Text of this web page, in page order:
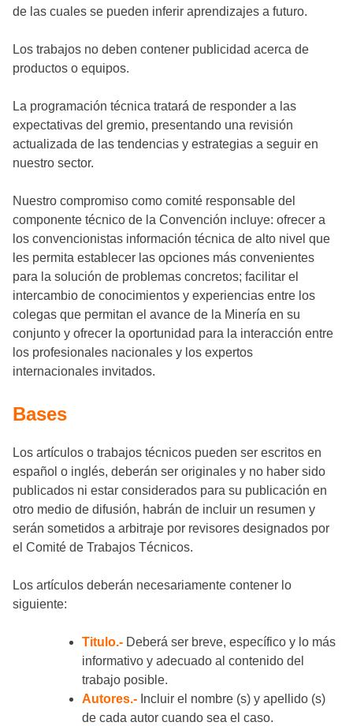
de las cuales se pueden inferir aprendizajes a futuro.
Los trabajos no deben contener publicidad acerca de
productos o equipos.
La programación técnica tratará de responder a las
expectativas del gremio, presentando una revisión
actualizada de las tendencias y estrategias a seguir en
nuestro sector.
Nuestro compromiso como comité responsable del
componente técnico de la Convención incluye: ofrecer a
los convencionistas información técnica de alto nivel que
les permita establecer las opciones más convenientes
para la solución de problemas concretos; facilitar el
intercambio de conocimientos y experiencias entre los
colegas que permitan el avance de la Minería en su
conjunto y ofrecer la oportunidad para la interacción entre
los profesionales nacionales y los expertos
internacionales invitados.
Bases
Los artículos o trabajos técnicos pueden ser escritos en
español o inglés, deberán ser originales y no haber sido
publicados ni estar considerados para su publicación en
otro medio de difusión, habrán de incluir un resumen y
serán sometidos a arbitraje por revisores designados por
el Comité de Trabajos Técnicos.
Los artículos deberán necesariamente contener lo
siguiente:
Titulo.- Deberá ser breve, específico y lo más
informativo y adecuado al contenido del
trabajo posible.
Autores.- Incluir el nombre (s) y apellido (s)
de cada autor cuando sea el caso.